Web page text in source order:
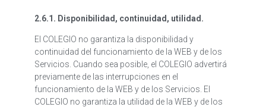
2.6.1. Disponibilidad, continuidad, utilidad.
El COLEGIO no garantiza la disponibilidad y
continuidad del funcionamiento de la WEB y de los
Servicios. Cuando sea posible, el COLEGIO advertirá
previamente de las interrupciones en el
funcionamiento de la WEB y de los Servicios. El
COLEGIO no garantiza la utilidad de la WEB y de los